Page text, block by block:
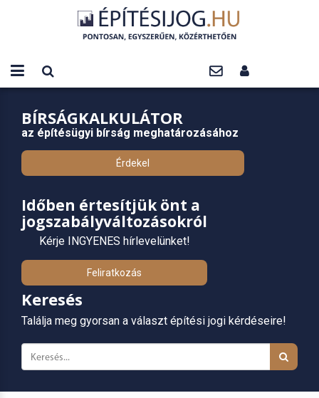
BÍRSÁGKALKULÁTOR
az építésügyi bírság meghatározásához
Érdekel
Időben értesítjük önt a
jogszabályváltozásokról
Kérje INGYENES hírlevelünket!
Feliratkozás
Keresés
Találja meg gyorsan a választ építési jogi kérdéseire!